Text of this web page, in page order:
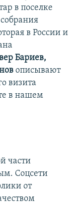
в поселке
в России и
Бариев,
описывают
визита
в нашем
части
Соцсети
от